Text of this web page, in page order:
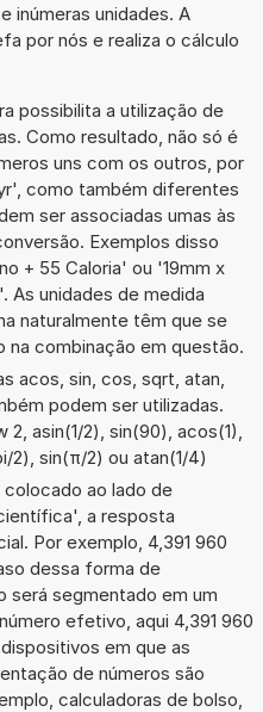
inúmeras unidades. A
por nós e realiza o cálculo
possibilita a utilização de
Como resultado, não só é
uns com os outros, por
como também diferentes
ser associadas umas às
Exemplos disso
+ 55 Caloria' ou '19mm x
As unidades de medida
naturalmente têm que se
na combinação em questão.
acos, sin, cos, sqrt, atan,
podem ser utilizadas.
asin(1/2), sin(90), acos(1),
sin(π/2) ou atan(1/4)
ao lado de
a resposta
Por exemplo, 4,391 960
dessa forma de
será segmentado em um
efetivo, aqui 4,391 960
em que as
de números são
calculadoras de bolso,